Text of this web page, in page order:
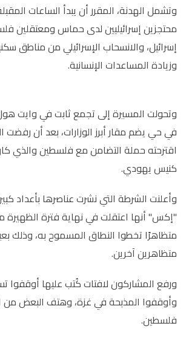
وتشمل الهدنة، المقرر أن يبدأ الساعات
محتجزين إسرائيليين لدى حماس ومعتقلين
إسرائيل، والانسحاب الإسرائيلي من مناطق
وزيادة المساعدات الإنسانية.
وتحولت المسيرة إلى تجمع ثابت في وايت
في حي يضم مقار أبرز الوزارات، بعد أن رفضت
اقترحته حملة التضامن مع فلسطين والذي
كنيس يهودي.
وأعلنت الشرطة التي نشرت عناصرها بأعداد
متظاهرين آخرين.
ورفع المشاركون لافتات كُتب عليها أوقفوا
وأوقفوا المذبحة في غزة، وهتف البعض من
فلسطين.